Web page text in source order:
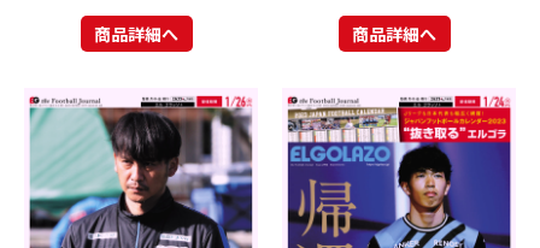
商品詳細へ 商品詳細へ